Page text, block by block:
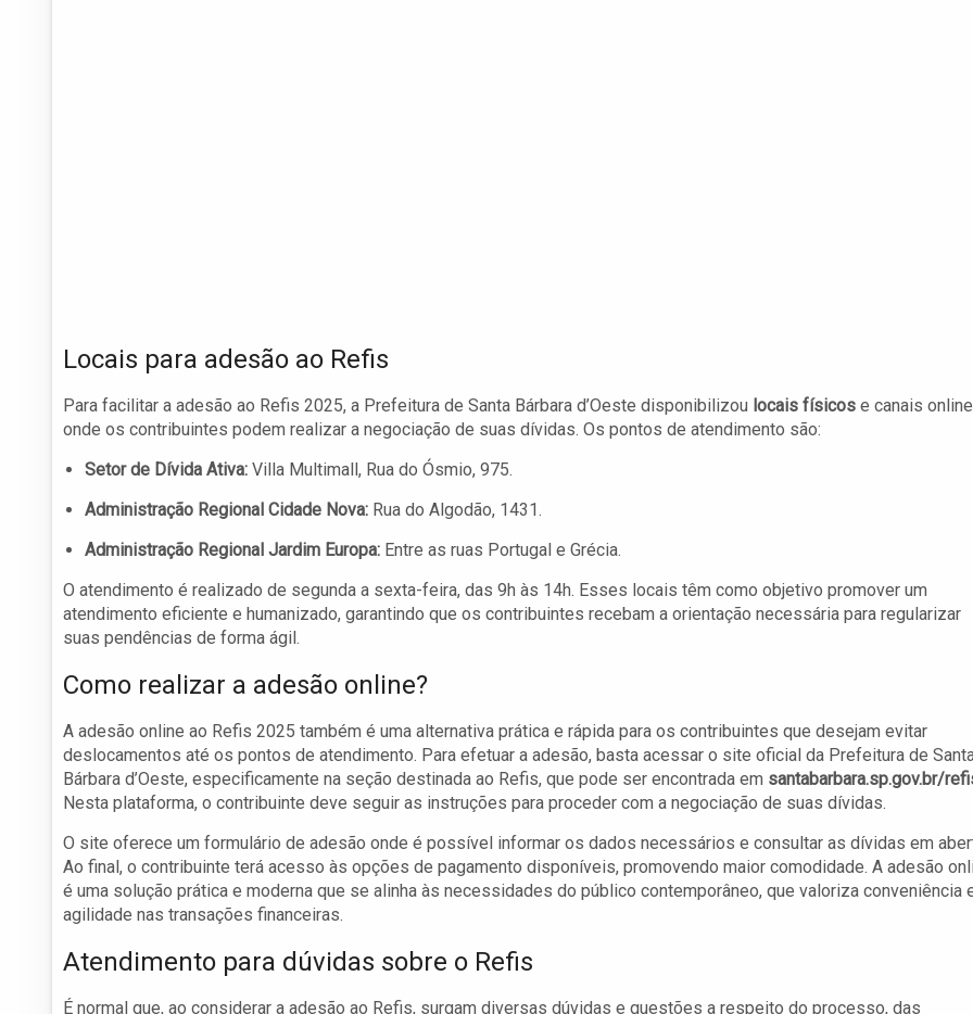
Locais para adesão ao Refis
Para facilitar a adesão ao Refis 2025, a Prefeitura de Santa Bárbara d’Oeste disponibilizou locais físicos e canais online
onde os contribuintes podem realizar a negociação de suas dívidas. Os pontos de atendimento são:
Setor de Dívida Ativa: Villa Multimall, Rua do Ósmio, 975.
Administração Regional Cidade Nova: Rua do Algodão, 1431.
Administração Regional Jardim Europa: Entre as ruas Portugal e Grécia.
O atendimento é realizado de segunda a sexta-feira, das 9h às 14h. Esses locais têm como objetivo promover um
atendimento eficiente e humanizado, garantindo que os contribuintes recebam a orientação necessária para regularizar
suas pendências de forma ágil.
Como realizar a adesão online?
A adesão online ao Refis 2025 também é uma alternativa prática e rápida para os contribuintes que desejam evitar
deslocamentos até os pontos de atendimento. Para efetuar a adesão, basta acessar o site oficial da Prefeitura de
Bárbara d’Oeste, especificamente na seção destinada ao Refis, que pode ser encontrada em santabarbara.sp.gov.br/
Nesta plataforma, o contribuinte deve seguir as instruções para proceder com a negociação de suas dívidas.
O site oferece um formulário de adesão onde é possível informar os dados necessários e consultar as dívidas em
Ao final, o contribuinte terá acesso às opções de pagamento disponíveis, promovendo maior comodidade. A adesão
é uma solução prática e moderna que se alinha às necessidades do público contemporâneo, que valoriza conveniência
agilidade nas transações financeiras.
Atendimento para dúvidas sobre o Refis
É normal que, ao considerar a adesão ao Refis, surgam diversas dúvidas e questões a respeito do processo, das